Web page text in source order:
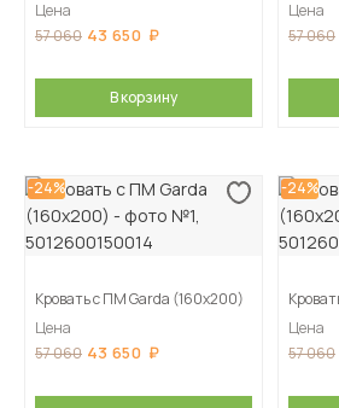
Цена
57 060 43 650
В корзину
Цена
57 060
-24%
Кровать с ПМ Garda (160х200)
Цена
57 060 43 650
-24%
Цена
57 060